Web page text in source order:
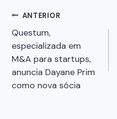
ANTERIOR
Questum,
especializada em
M&A para startups,
anuncia Dayane Prim
como nova sócia